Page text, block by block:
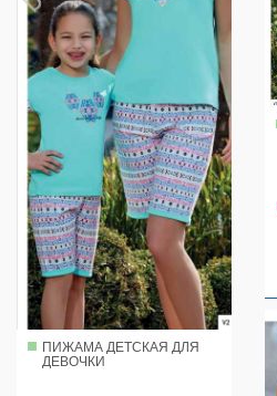
ПИЖАМА ДЕТСКАЯ ДЛЯ
ДЕВОЧКИ